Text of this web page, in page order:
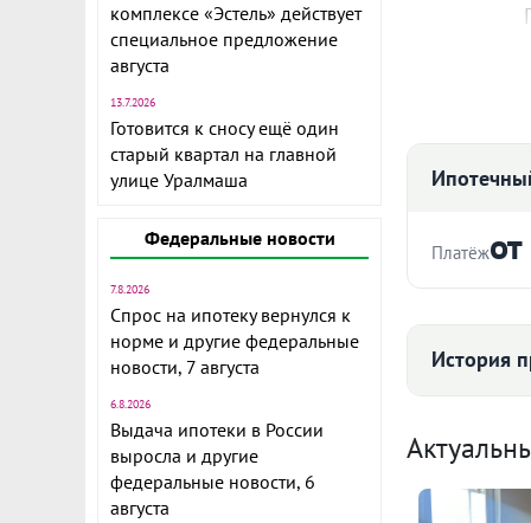
комплексе «Эстель» действует
специальное предложение
августа
13.7.2026
Готовится к сносу ещё один
старый квартал на главной
улице Уралмаша
Федеральные новости
7.8.2026
Спрос на ипотеку вернулся к
норме и другие федеральные
новости, 7 августа
6.8.2026
Выдача ипотеки в России
выросла и другие
федеральные новости, 6
августа
Полностью
по
Платёж
История